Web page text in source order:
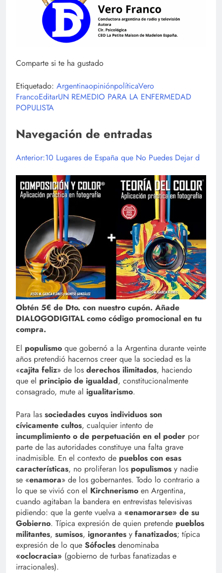
Comparte si te ha gustado
Etiquetado: ArgentinaopiniónpolíticaVero
FrancoEditarUN REMEDIO PARA LA ENFERMEDAD
POPULISTA
Navegación de entradas
Anterior:10 Lugares de España que No Puedes Dejar d
Obtén 5€ de Dto. con nuestro cupón. Añade
DIALOGODIGITAL como código promocional en tu
compra.
El populismo que gobernó a la Argentina durante veinte
años pretendió hacernos creer que la sociedad es la
«cajita feliz» de los derechos ilimitados, haciendo
que el principio de igualdad, constitucionalmente
consagrado, mute al igualitarismo.
Para las sociedades cuyos individuos son
cívicamente cultos, cualquier intento de
incumplimiento o de perpetuación en el poder por
parte de las autoridades constituye una falta grave
inadmisible. En el contexto de pueblos con esas
características, no proliferan los populismos y nadie
se «enamora» de los gobernantes. Todo lo contrario a
lo que se vivió con el Kirchnerismo en Argentina,
cuando agitaban la bandera en entrevistas televisivas
pidiendo: que la gente vuelva a «enamorarse» de su
Gobierno. Típica expresión de quien pretende pueblos
militantes, sumisos, ignorantes y fanatizados; típica
expresión de lo que Sófocles denominaba
«oclocracia» (gobierno de turbas fanatizadas e
irracionales).